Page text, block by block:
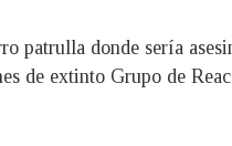
patrulla donde sería
de extinto Grupo de